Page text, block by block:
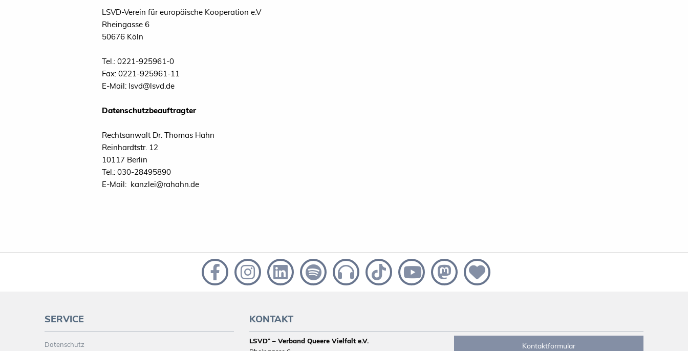
LSVD-Verein für europäische Kooperation e.V
Rheingasse 6
50676 Köln
Tel.: 0221-925961-0
Fax: 0221-925961-11
E-Mail: lsvd@lsvd.de
Datenschutzbeauftragter
Rechtsanwalt Dr. Thomas Hahn
Reinhardtstr. 12
10117 Berlin
Tel.: 030-28495890
E-Mail: kanzlei@rahahn.de
SERVICE
Datenschutz
KONTAKT
LSVD⁺ – Verband Queere Vielfalt e.V.
Kontaktformular